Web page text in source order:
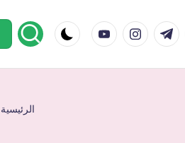
t.me
instagram.com
youtube.com
الرئيسية